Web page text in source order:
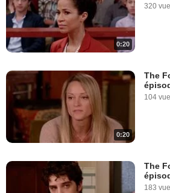
0:20
320
0:20
The
104
The
183